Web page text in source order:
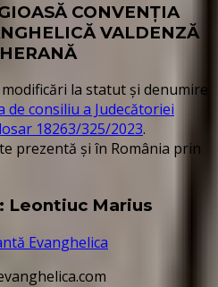
CONVENŢIA
VALDENZĂ
la statut și denumire
de consiliu a Judecătoriei
18263/325/2023.
prezentă și în România prin
Leontiuc Marius
Evanghelica